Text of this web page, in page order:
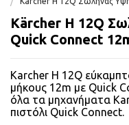
Kärcher H 12Q
Quick Connect
Karcher H 12Q
μήκους 12m με Quick
όλα τα μηχανήματα
πιστόλι Quick Connect.